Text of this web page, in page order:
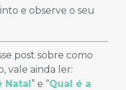
e observe o seu
post sobre como
vale ainda ler:
Natal” e “Qual é a